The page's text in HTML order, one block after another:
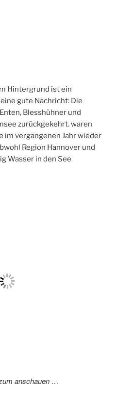
Hintergrund ist ein
gute Nachricht: Die
Blesshühner und
zurückgekehrt. waren
im vergangenen Jahr wieder
Region Hannover und
Wasser in den See
anschauen …